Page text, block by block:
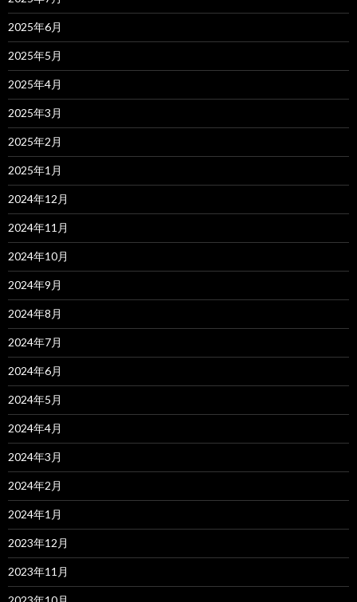
2025年6月
2025年5月
2025年4月
2025年3月
2025年2月
2025年1月
2024年12月
2024年11月
2024年10月
2024年9月
2024年8月
2024年7月
2024年6月
2024年5月
2024年4月
2024年3月
2024年2月
2024年1月
2023年12月
2023年11月